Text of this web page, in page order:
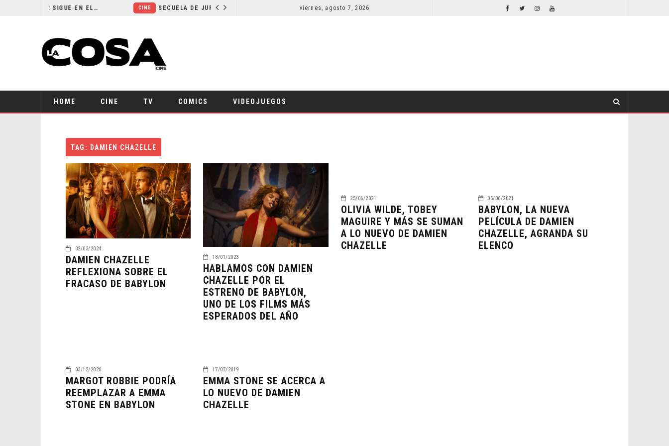
¿POR QUÉ FREE GUY 2 SIGUE EN EL LIMBO? CINEviernes, agosto 7, 2026
HOME CINE TV COMICS VIDEOJUEGOS
TAG: DAMIEN CHAZELLE
02/03/2024
DAMIEN CHAZELLE
REFLEXIONA SOBRE EL
FRACASO DE BABYLON
18/01/2023
HABLAMOS CON DAMIEN
CHAZELLE POR EL
ESTRENO DE BABYLON,
UNO DE LOS FILMS MÁS
ESPERADOS DEL AÑO
25/06/2021
OLIVIA WILDE, TOBEY
MAGUIRE Y MÁS SE SUMAN
A LO NUEVO DE DAMIEN
CHAZELLE
05/06/2021
BABYLON, LA NUEVA
PELÍCULA DE DAMIEN
CHAZELLE, AGRANDA SU
ELENCO
03/12/2020
MARGOT ROBBIE PODRÍA
REEMPLAZAR A EMMA
STONE EN BABYLON
17/07/2019
EMMA STONE SE ACERCA A
LO NUEVO DE DAMIEN
CHAZELLE